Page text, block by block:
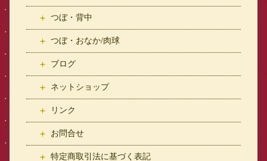
つぼ・背中
つぼ・おなか/肉球
ブログ
ネットショップ
リンク
お問合せ
特定商取引法に基づく表記